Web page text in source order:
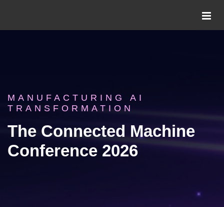
MANUFACTURING AI
TRANSFORMATION
The Connected Machine
Conference 2026